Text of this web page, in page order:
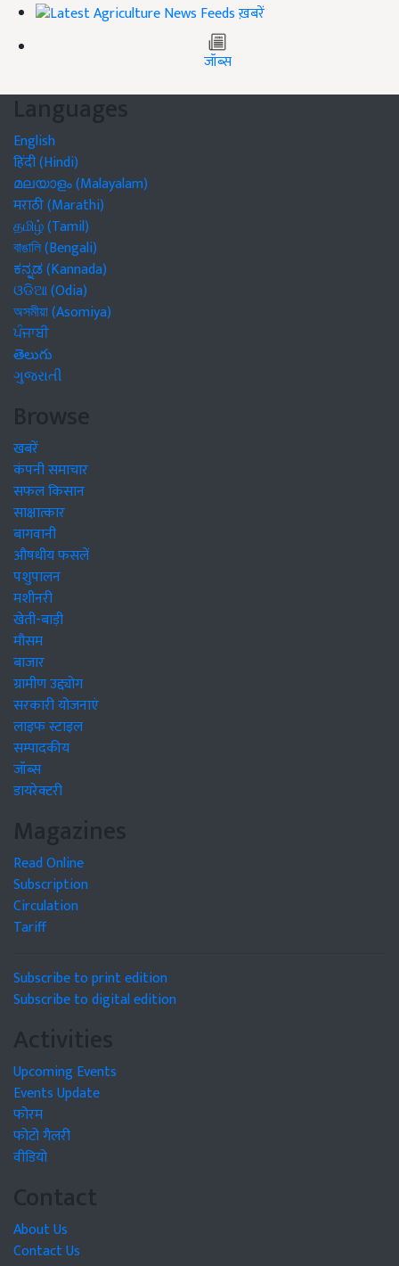
ख़बरें
जॉब्स
Languages
English
हिंदी (Hindi)
മലയാളം (Malayalam)
मराठी (Marathi)
தமிழ் (Tamil)
বাঙালি (Bengali)
ಕನ್ನಡ (Kannada)
ଓଡିଆ (Odia)
অসমীয়া (Asomiya)
ਪੰਜਾਬੀ
తెలుగు
ગુજરાતી
Browse
खबरें
कंपनी समाचार
सफल किसान
साक्षात्कार
बागवानी
औषधीय फसलें
पशुपालन
मशीनरी
खेती-बाड़ी
मौसम
बाजार
ग्रामीण उद्द्योग
सरकारी योजनाएं
लाइफ स्टाइल
सम्पादकीय
जॉब्स
डायरेक्टरी
Magazines
Read Online
Subscription
Circulation
Tariff
Subscribe to print edition
Subscribe to digital edition
Activities
Upcoming Events
Events Update
फोरम
फोटो गैलरी
वीडियो
Contact
About Us
Contact Us